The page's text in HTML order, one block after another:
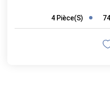
4 Pièce(s) 74